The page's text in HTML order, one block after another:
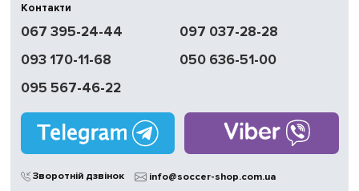
Контакти
067 395-24-44
097 037-28-28
093 170-11-68
050 636-51-00
095 567-46-22
Зворотній дзвінок
info@soccer-shop.com.ua